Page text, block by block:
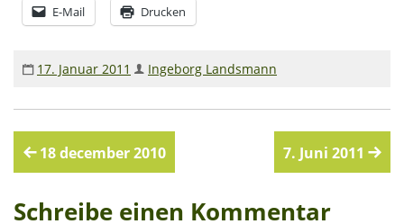
Rundbriefe
Termine
Wasser für EKU – Teil 2
E-Mail Drucken
17. Januar 2011 Ingeborg Landsmann
Beitragsnavigation
18 december 2010 7. Juni 2011
Schreibe einen Kommentar